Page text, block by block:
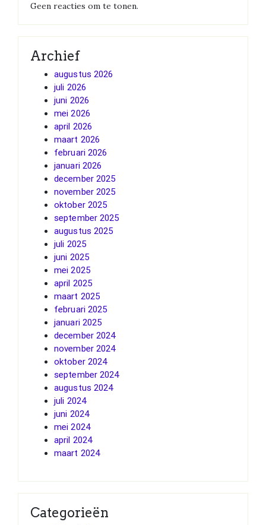
Geen reacties om te tonen.
Archief
augustus 2026
juli 2026
juni 2026
mei 2026
april 2026
maart 2026
februari 2026
januari 2026
december 2025
november 2025
oktober 2025
september 2025
augustus 2025
juli 2025
juni 2025
mei 2025
april 2025
maart 2025
februari 2025
januari 2025
december 2024
november 2024
oktober 2024
september 2024
augustus 2024
juli 2024
juni 2024
mei 2024
april 2024
maart 2024
Categorieën